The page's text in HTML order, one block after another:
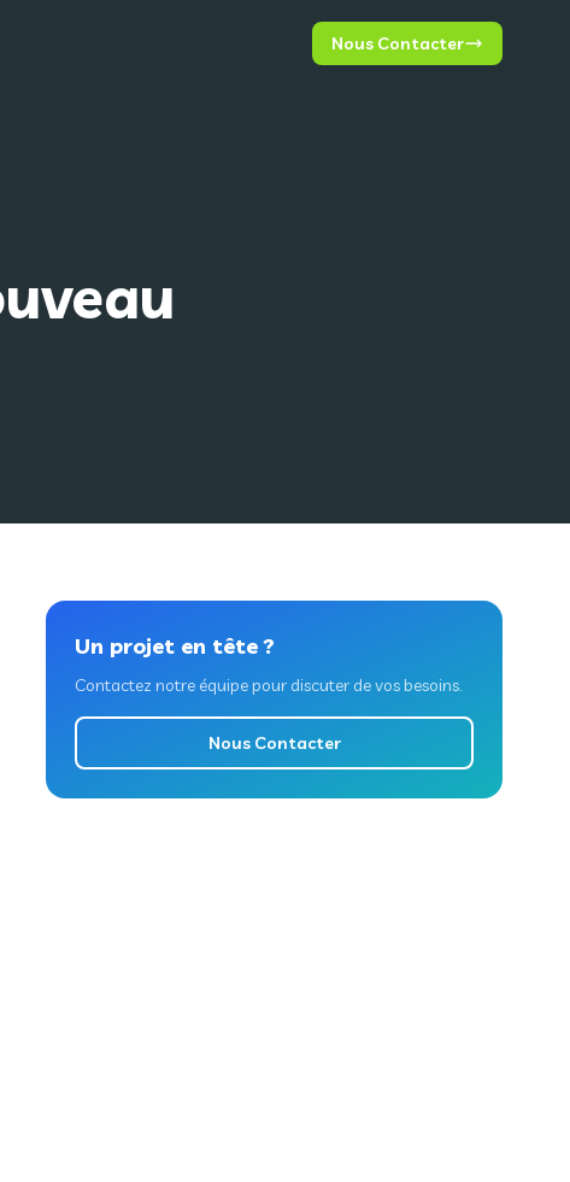
Nous Contacter
Un projet en tête ?
Contactez notre équipe pour discuter de vos besoins.
Nous Contacter